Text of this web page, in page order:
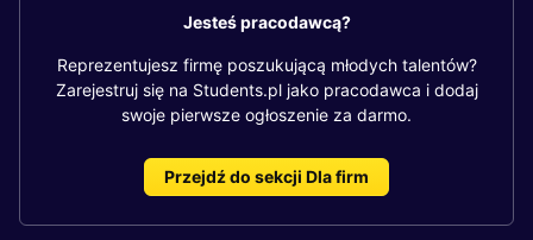
Jesteś pracodawcą?
Reprezentujesz firmę poszukującą młodych talentów?
Zarejestruj się na Students.pl jako pracodawca i dodaj
swoje pierwsze ogłoszenie za darmo.
Przejdź do sekcji Dla firm